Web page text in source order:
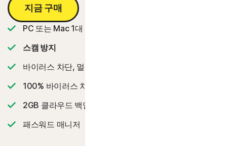
지금 구매
PC 또는 Mac 1대
스캠 방지
바이러스 차단, 멀웨어, 랜섬웨어 및 해킹으로부터 보호
100% 바이러스 차단 보증
2GB 클라우드 백업
패스워드 매니저